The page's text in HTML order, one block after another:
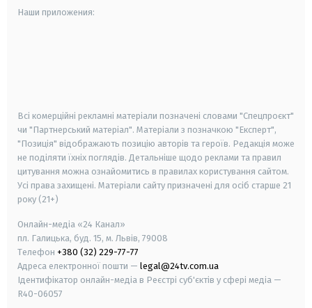
Наши приложения:
Всі комерційні рекламні матеріали позначені словами "Спецпроєкт"
чи "Партнерський матеріал". Матеріали з позначкою "Експерт",
"Позиція" відображають позицію авторів та героїв. Редакція може
не поділяти їхніх поглядів. Детальніше щодо реклами та правил
цитування можна ознайомитись в правилах користування сайтом.
Усі права захищені. Матеріали сайту призначені для осіб старше 21
року (21+)
Онлайн-медіа «24 Канал»
пл. Галицька, буд. 15, м. Львів, 79008
Телефон +380 (32) 229-77-77
Адреса електронної пошти — legal@24tv.com.ua
Ідентифікатор онлайн-медіа в Реєстрі суб'єктів у сфері медіа —
R40-06057